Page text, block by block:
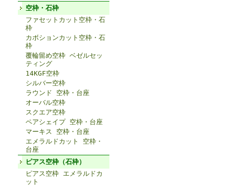
空枠・石枠
ファセットカット空枠・石
枠
カボションカット空枠・石
枠
覆輪留め空枠 ベゼルセッ
ティング
14KGF空枠
シルバー空枠
ラウンド 空枠・台座
オーバル空枠
スクエア空枠
ペアシェイプ 空枠・台座
マーキス 空枠・台座
エメラルドカット 空枠・
台座
ピアス空枠（石枠）
ピアス空枠 エメラルドカ
ット